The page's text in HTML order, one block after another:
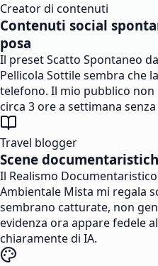
Creator di contenuti
Contenuti social
posa
Il preset Scatto Spontaneo
Pellicola Sottile sembra che
telefono. Il mio pubblico non
circa 3 ore a settimana
Travel blogger
Scene
Il Realismo
Ambientale Mista mi regala
sembrano catturate, non
evidenza ora appare fedele
chiaramente di IA.